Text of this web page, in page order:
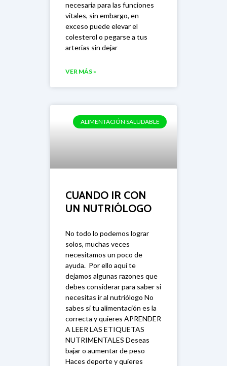
necesaria para las funciones
vitales, sin embargo, en
exceso puede elevar el
colesterol o pegarse a tus
arterias sin dejar
VER MÁS »
ALIMENTACIÓN SALUDABLE
CUANDO IR CON
UN NUTRIÓLOGO
No todo lo podemos lograr
solos, muchas veces
necesitamos un poco de
ayuda. Por ello aquí te
dejamos algunas razones que
debes considerar para saber si
necesitas ir al nutriólogo No
sabes si tu alimentación es la
correcta y quieres APRENDER
A LEER LAS ETIQUETAS
NUTRIMENTALES Deseas
bajar o aumentar de peso
Haces deporte y quieres